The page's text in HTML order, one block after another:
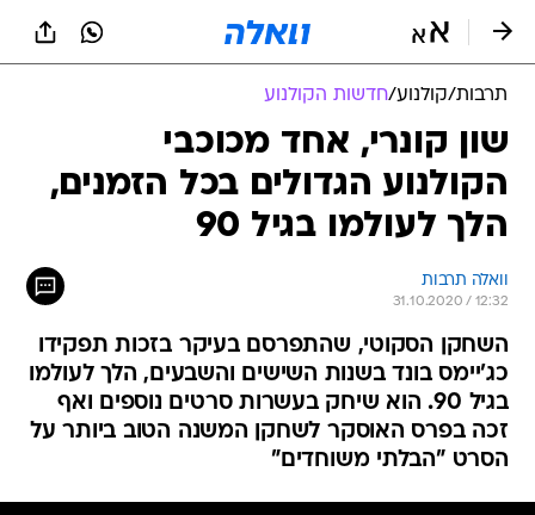
תרבות/קולנוע/חדשות הקולנוע
שון קונרי, אחד מכוכבי
הקולנוע הגדולים בכל הזמנים,
הלך לעולמו בגיל 90
וואלה תרבות
31.10.2020 / 12:32
השחקן הסקוטי, שהתפרסם בעיקר בזכות תפקידו
כג'יימס בונד בשנות השישים והשבעים, הלך לעולמו
בגיל 90. הוא שיחק בעשרות סרטים נוספים ואף
זכה בפרס האוסקר לשחקן המשנה הטוב ביותר על
הסרט "הבלתי משוחדים"